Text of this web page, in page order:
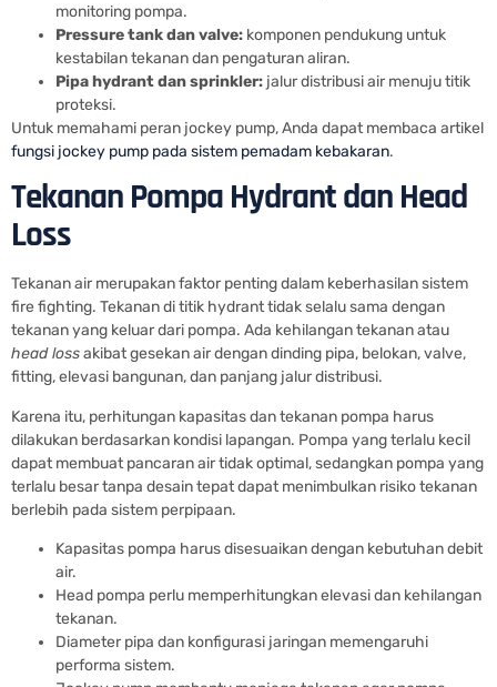
monitoring pompa.
Pressure tank dan valve: komponen pendukung untuk
kestabilan tekanan dan pengaturan aliran.
Pipa hydrant dan sprinkler: jalur distribusi air menuju titik
proteksi.
Untuk memahami peran jockey pump, Anda dapat membaca artikel
fungsi jockey pump pada sistem pemadam kebakaran.
Tekanan Pompa Hydrant dan Head
Loss
Tekanan air merupakan faktor penting dalam keberhasilan sistem
fire fighting. Tekanan di titik hydrant tidak selalu sama dengan
tekanan yang keluar dari pompa. Ada kehilangan tekanan atau
head lossakibat gesekan air dengan dinding pipa, belokan, valve,
fitting, elevasi bangunan, dan panjang jalur distribusi.
Karena itu, perhitungan kapasitas dan tekanan pompa harus
dilakukan berdasarkan kondisi lapangan. Pompa yang terlalu kecil
dapat membuat pancaran air tidak optimal, sedangkan pompa yang
terlalu besar tanpa desain tepat dapat menimbulkan risiko tekanan
berlebih pada sistem perpipaan.
Kapasitas pompa harus disesuaikan dengan kebutuhan debit
air.
Head pompa perlu memperhitungkan elevasi dan kehilangan
tekanan.
Diameter pipa dan konfigurasi jaringan memengaruhi
performa sistem.